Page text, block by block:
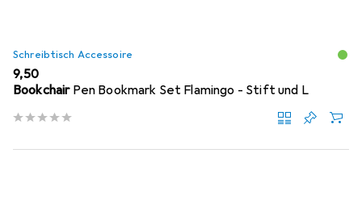
Schreibtisch Accessoire
EUR
9,50
Bookchair Pen Bookmark Set Flamingo - Stift und L